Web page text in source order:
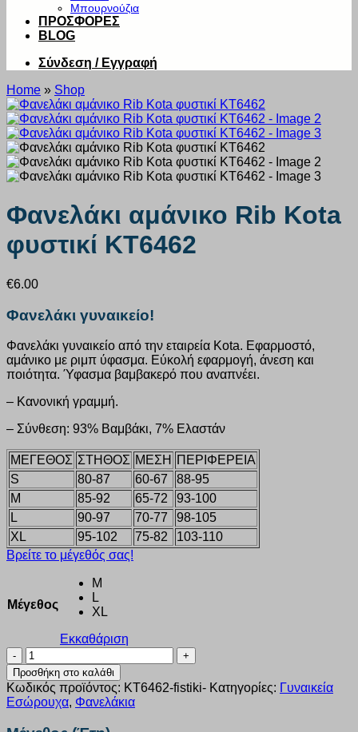
Μπουρνούζια
ΠΡΟΣΦΟΡΕΣ
BLOG
Σύνδεση / Εγγραφή
Home » Shop
Φανελάκι αμάνικο Rib Kota
φυστικί KT6462
€6.00
Φανελάκι γυναικείο!
Φανελάκι γυναικείο από την εταιρεία Kota. Εφαρμοστό,
αμάνικο με ριμπ ύφασμα. Εύκολή εφαρμογή, άνεση και
ποιότητα. Ύφασμα βαμβακερό που αναπνέει.
– Κανονική γραμμή.
– Σύνθεση: 93% Βαμβάκι, 7% Ελαστάν
ΜΕΓΕΘΟΣ ΣΤΗΘΟΣ ΜΕΣΗ
ΠΕΡΙΦΕΡΕΙΑ
S
80-87 60-67
88-95
M
85-92 65-72
93-100
L
90-97 70-77
98-105
XL
95-102 75-82
103-110
Βρείτε το μέγεθός σας!
Μέγεθος
M
L
XL
Εκκαθάριση
Φανελάκι
αμάνικο
Rib
Kota
φυστικί
KT6462
Προσθήκη στο καλάθι
Κωδικός προϊόντος: KT6462-fistiki- Κατηγορίες: Γυναικεία
Εσώρουχα, Φανελάκια